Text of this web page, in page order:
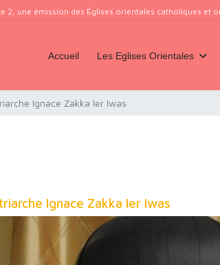
2, une émission des Églises orientales catholiques et
Accueil Les Eglises Orientales
Ignace Zakka Ier Iwas
Ignace Zakka Ier Iwas